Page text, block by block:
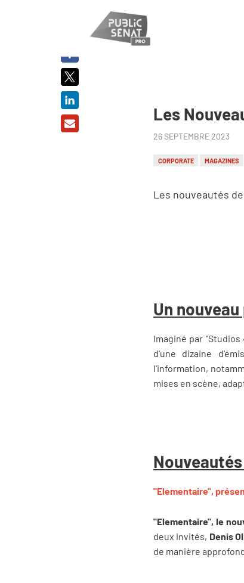
Les
26 SEPTEMBRE 2023
CORPORATE MAGAZINES
Les nouveautés
Un
Imaginé par
d'une dizaine
l'information,
mises en scène,
"Elementaire",
"Elementaire", le
deux invités, Denis
de manière